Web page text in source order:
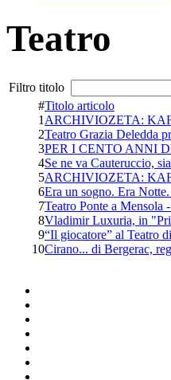
Teatro
Filtro titolo
#Titolo articolo
1 ARCHIVIOZETA:
2Teatro Grazia Deledda
3PER I CENTO ANNI
4Se ne va Cauteruccio,
5ARCHIVIOZETA:
6Era un sogno. Era
7Teatro Ponte a Mensola
8Vladimir Luxuria, in
9“Il giocatore” al Teatro
10Cirano... di Bergerac,